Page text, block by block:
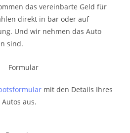
das vereinbarte Geld für
direkt in bar oder auf
Und wir nehmen das Auto
sind.
mit den Details Ihres
Autos aus.